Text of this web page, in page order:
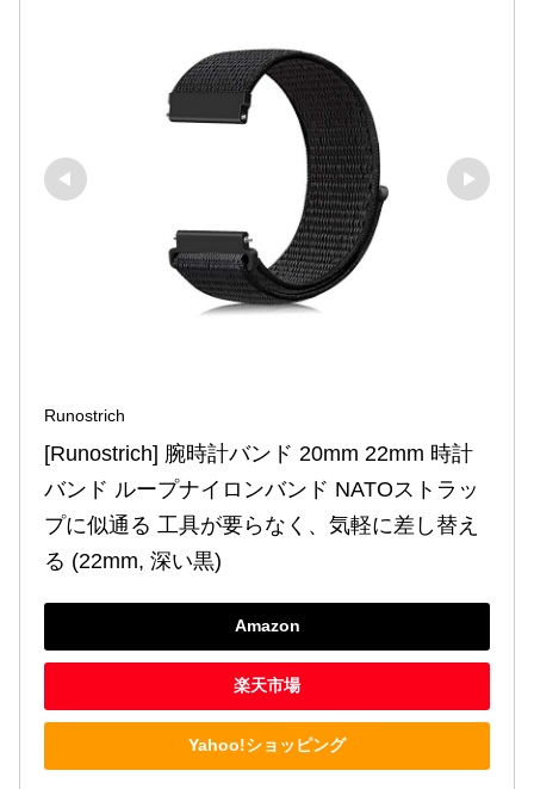
Runostrich
[Runostrich] 腕時計バンド 20mm 22mm 時計
バンド ループナイロンバンド NATOストラッ
プに似通る 工具が要らなく、気軽に差し替え
る (22mm, 深い黒)
Amazon
楽天市場
Yahoo!ショッピング